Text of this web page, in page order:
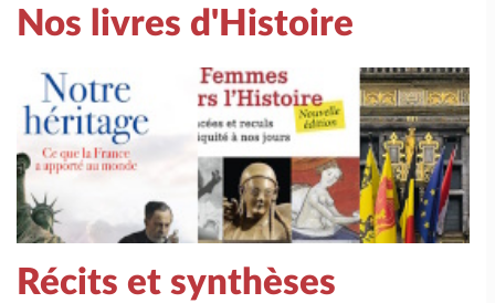
Nos livres d'Histoire
Récits et synthèses